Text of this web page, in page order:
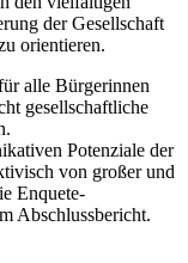
der Gesellschaft
orientieren.
alle Bürgerinnen
gesellschaftliche
Potenziale der
von großer und
Enquete-
Abschlussbericht.